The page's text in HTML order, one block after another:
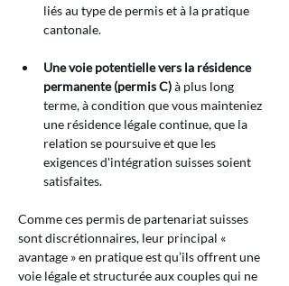
liés au type de permis et à la pratique
cantonale.
Une voie potentielle vers la résidence
permanente (permis C) à plus long
terme, à condition que vous mainteniez
une résidence légale continue, que la
relation se poursuive et que les
exigences d'intégration suisses soient
satisfaites.
Comme ces permis de partenariat suisses
sont discrétionnaires, leur principal «
avantage » en pratique est qu’ils offrent une
voie légale et structurée aux couples qui ne